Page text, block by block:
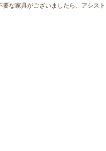
要な家具がございましたら、アシス